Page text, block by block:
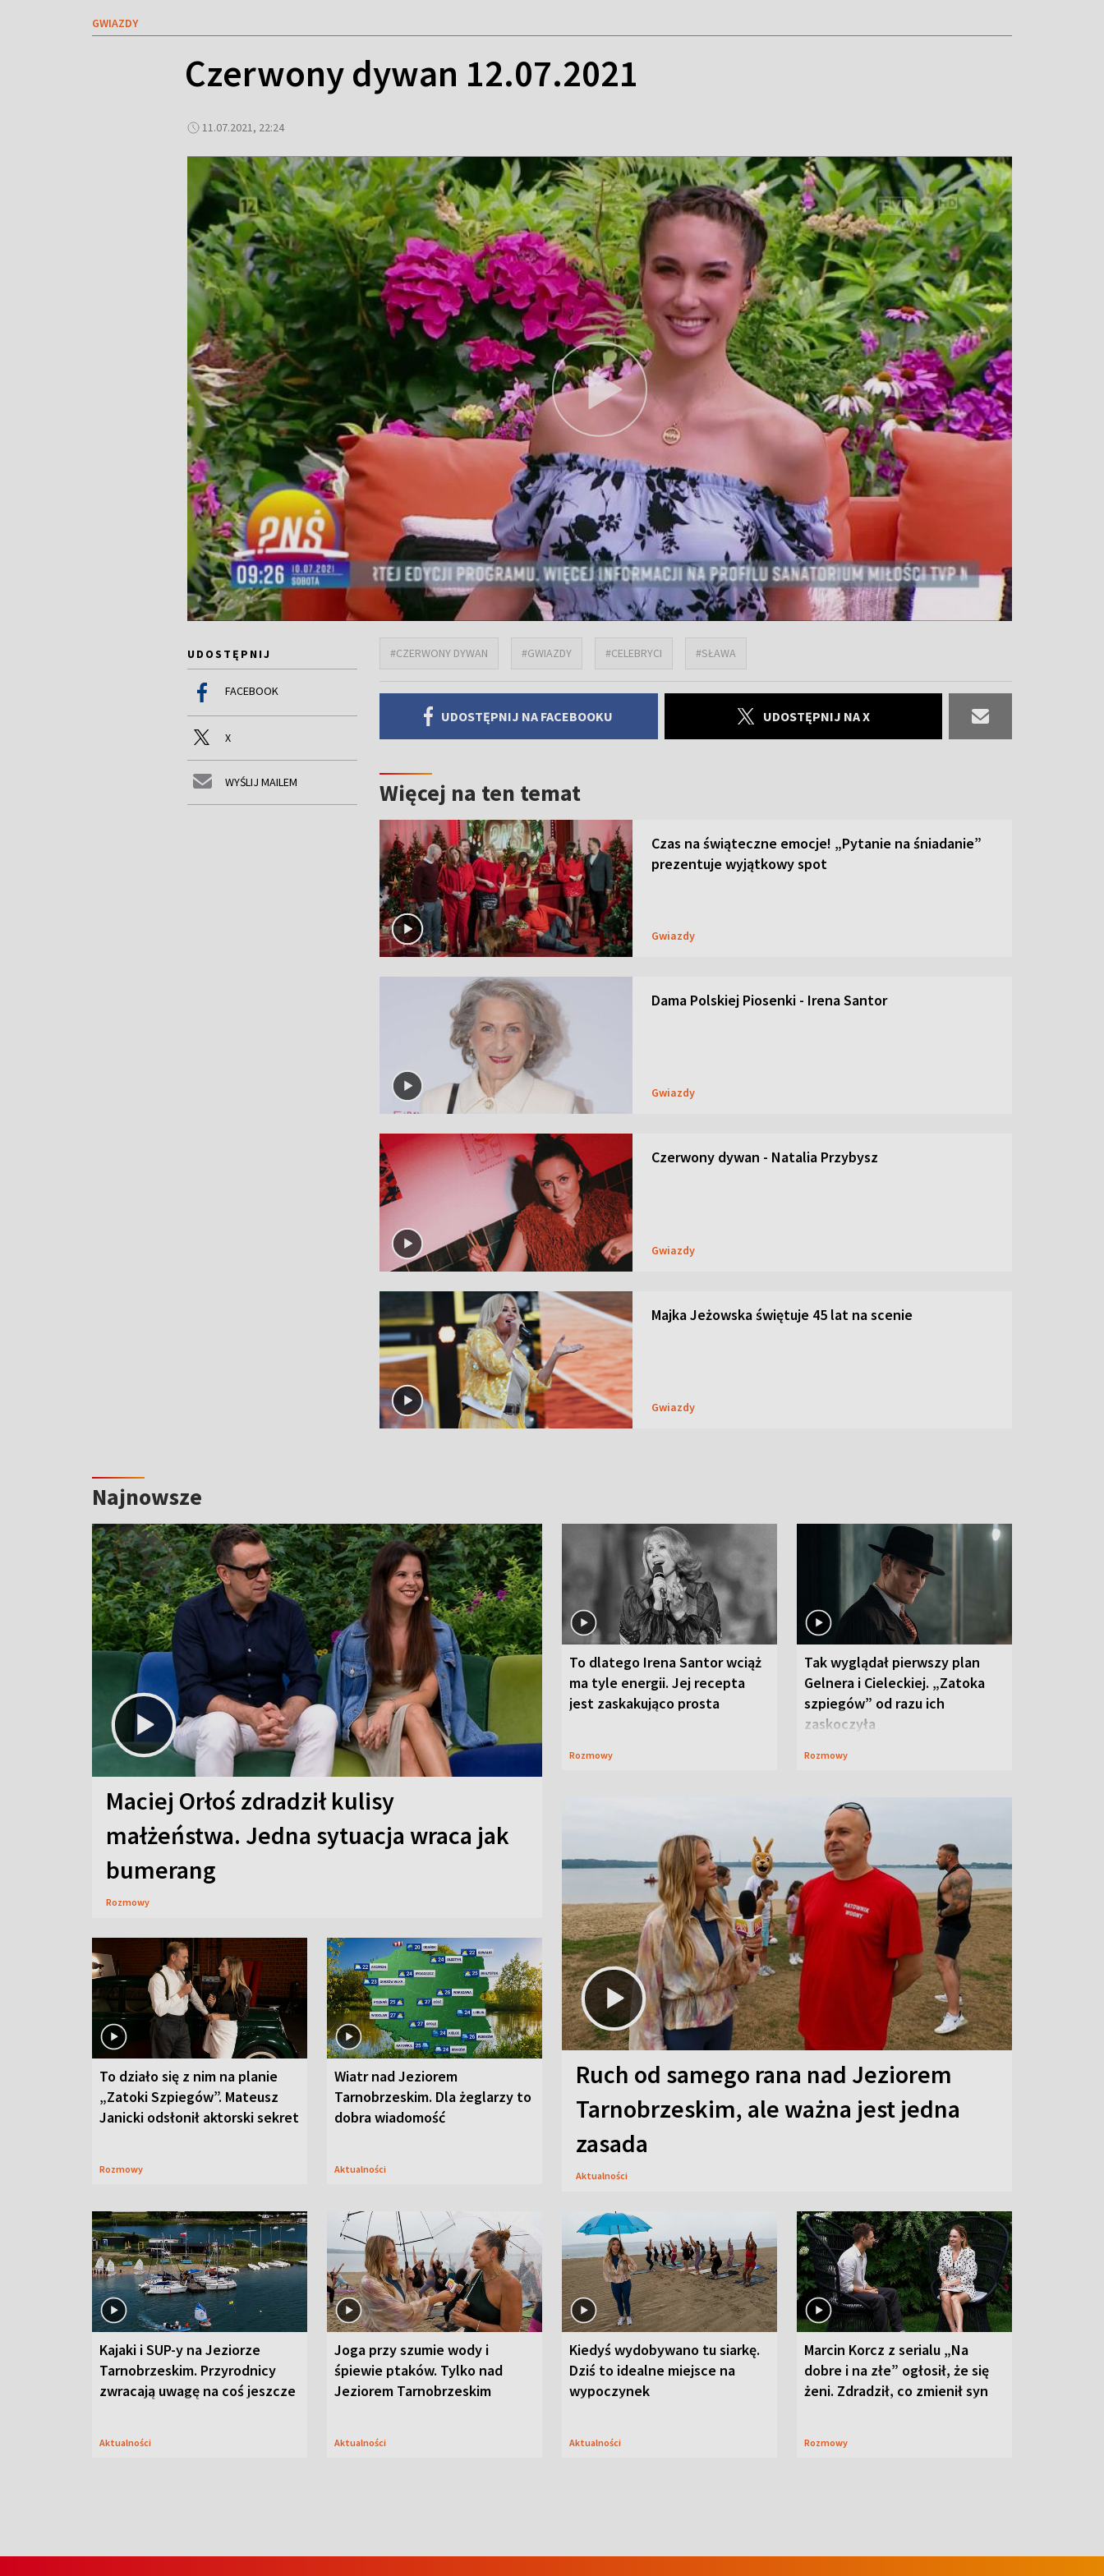
GWIAZDY
Czerwony dywan 12.07.2021
11.07.2021, 22:24
UDOSTĘPNIJ
FACEBOOK
X
WYŚLIJ MAILEM
#CZERWONY DYWAN #GWIAZDY #CELEBRYCI #SŁAWA
UDOSTĘPNIJ NA FACEBOOKU UDOSTĘPNIJ NA X
Więcej na ten temat
Czas na świąteczne emocje! „Pytanie na śniadanie”
prezentuje wyjątkowy spot
Gwiazdy
Dama Polskiej Piosenki - Irena Santor
Gwiazdy
Czerwony dywan - Natalia Przybysz
Gwiazdy
Majka Jeżowska świętuje 45 lat na scenie
Gwiazdy
Najnowsze
Maciej Orłoś zdradził kulisy
małżeństwa. Jedna sytuacja wraca jak
bumerang
Rozmowy
To dlatego Irena Santor wciąż
ma tyle energii. Jej recepta
jest zaskakująco prosta
Rozmowy
Tak wyglądał pierwszy plan
Gelnera i Cieleckiej. „Zatoka
szpiegów” od razu ich
zaskoczyła
Rozmowy
To działo się z nim na planie
„Zatoki Szpiegów”. Mateusz
Janicki odsłonił aktorski sekret
Rozmowy
Wiatr nad Jeziorem
Tarnobrzeskim. Dla żeglarzy to
dobra wiadomość
Aktualności
Ruch od samego rana nad Jeziorem
Tarnobrzeskim, ale ważna jest jedna
zasada
Aktualności
Kajaki i SUP-y na Jeziorze
Tarnobrzeskim. Przyrodnicy
zwracają uwagę na coś jeszcze
Aktualności
Joga przy szumie wody i
śpiewie ptaków. Tylko nad
Jeziorem Tarnobrzeskim
Aktualności
Kiedyś wydobywano tu siarkę.
Dziś to idealne miejsce na
wypoczynek
Aktualności
Marcin Korcz z serialu „Na
dobre i na złe” ogłosił, że się
żeni. Zdradził, co zmienił syn
Rozmowy